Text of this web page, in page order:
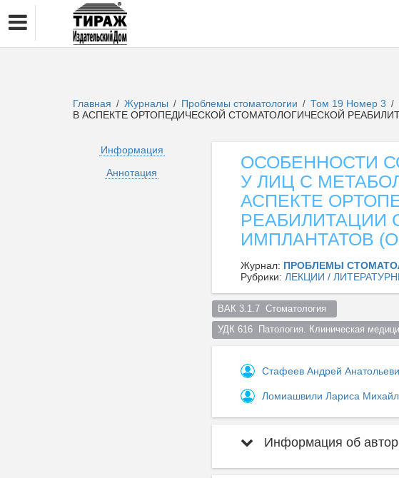
Главная / Журналы / Проблемы стоматологии / Том 19 Номер 3 /
В АСПЕКТЕ ОРТОПЕДИЧЕСКОЙ СТОМАТОЛОГИЧЕСКОЙ
Информация
Аннотация
ОСОБЕННОСТИ
У ЛИЦ С
АСПЕКТЕ
РЕАБИЛИТАЦИИ
ИМПЛАНТАТОВ
Журнал: ПРОБЛЕМЫ
Рубрики: ЛЕКЦИИ /
ВАК 3.1.7  Стоматология
УДК 616  Патология. Клиническая
Стафеев Андрей
Ломиашвили Лариса
Информация об